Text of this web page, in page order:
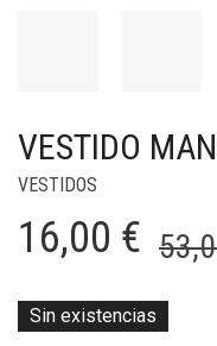
VESTIDO
VESTIDOS
16,00 €
Sin existencias